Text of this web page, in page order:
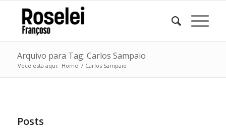
Arquivo para Tag: Carlos Sampaio
Você está aqui: Home / Carlos Sampaio
Posts